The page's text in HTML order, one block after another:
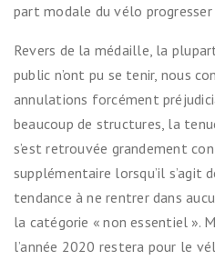
part modale du vélo
Revers de la médaille, la
public n’ont pu se tenir, nous
annulations forcément
beaucoup de structures, la
s’est retrouvée grandement
supplémentaire lorsqu’il s’agit
tendance à ne rentrer dans
la catégorie « non essentiel ».
l’année 2020 restera pour le